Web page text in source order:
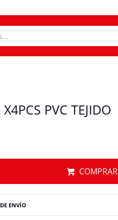
PVC TEJIDO
COMPRAR
ENVÍO